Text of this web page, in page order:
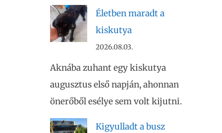
Életben maradt a
kiskutya
2026.08.03.
Aknába zuhant egy kiskutya
augusztus első napján, ahonnan
önerőből esélye sem volt kijutni.
Kigyulladt a busz